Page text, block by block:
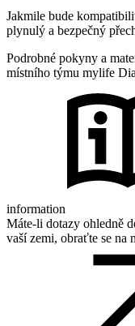
Jakmile bude
plynulý a bezpečný
Podrobné pokyny a
místního týmu mylife
information
Máte-li dotazy ohledně
vaší zemi, obraťte se na